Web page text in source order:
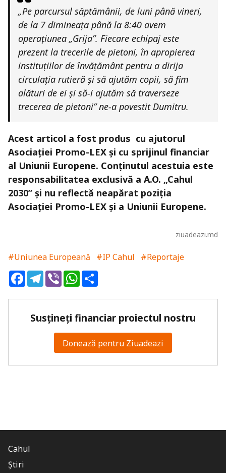
„Pe parcursul săptămânii, de luni până vineri,
de la 7 dimineața până la 8:40 avem
operațiunea „Grija”. Fiecare echipaj este
prezent la trecerile de pietoni, în apropierea
instituțiilor de învățământ pentru a dirija
circulația rutieră și să ajutăm copii, să fim
alături de ei și să-i ajutăm să traverseze
trecerea de pietoni” ne-a povestit Dumitru.
Acest articol a fost produs cu ajutorul
Asociației Promo-LEX și cu sprijinul financiar
al Uniunii Europene. Conținutul acestuia este
responsabilitatea exclusivă a A.O. „Cahul
2030” și nu reflectă neapărat poziția
Asociației Promo-LEX și a Uniunii Europene.
ziuadeazi.md
#Uniunea Europeană #IP Cahul
#Reportaje
FacebookTelegram
ViberWhatsApp
Susțineți financiar proiectul nostru
Donează pentru Ziuadeazi
Cahul
Știri